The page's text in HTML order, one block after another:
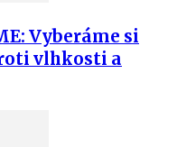
Vyberáme si
vlhkosti a